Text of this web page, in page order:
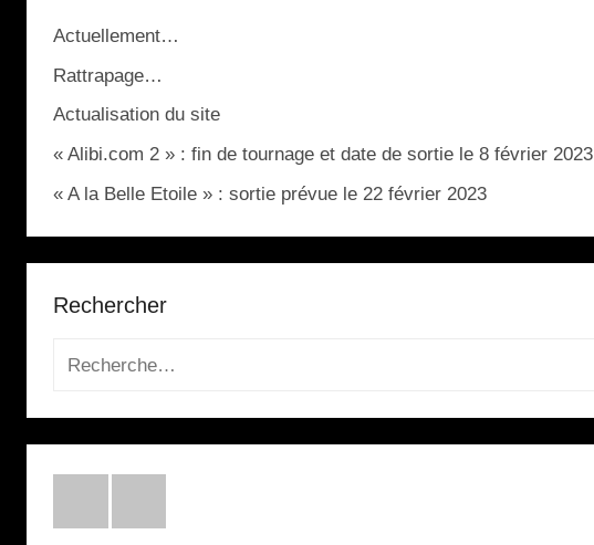
Actuellement…
Rattrapage…
Actualisation du site
« Alibi.com 2 » : fin de tournage et date de sortie le 8 février 2023
« A la Belle Etoile » : sortie prévue le 22 février 2023
Rechercher